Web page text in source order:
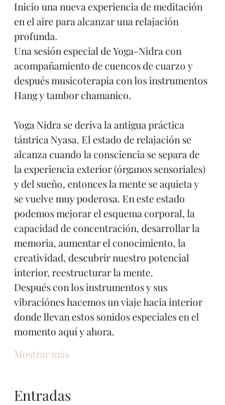
Inicio una nueva experiencia de meditación
en el aire para alcanzar una relajación
profunda.
Una sesión especial de Yoga-Nidra con
acompañamiento de cuencos de cuarzo y
después musicoterapia con los instrumentos
Hang y tambor chamanico.
Yoga Nidra se deriva la antigua práctica
tántrica Nyasa. El estado de relajación se
alcanza cuando la consciencia se separa de
la experiencia exterior (órganos sensoriales)
y del sueño, entonces la mente se aquieta y
se vuelve muy poderosa. En este estado
podemos mejorar el esquema corporal, la
capacidad de concentración, desarrollar la
memoria, aumentar el conocimiento, la
creatividad, descubrir nuestro potencial
interior, reestructurar la mente.
Después con los instrumentos y sus
vibraciónes hacemos un viaje hacia interior
donde llevan estos sonidos especiales en el
momento aquí y ahora.
Mostrar más
Entradas